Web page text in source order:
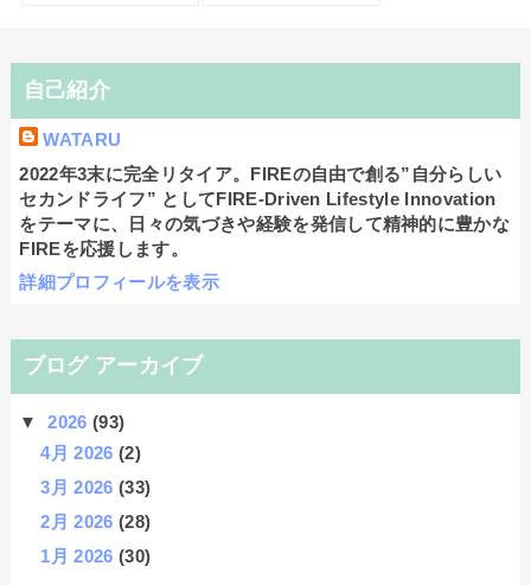
自己紹介
WATARU
2022年3末に完全リタイア。FIREの自由で創る”自分らしい
セカンドライフ” としてFIRE-Driven Lifestyle Innovation
をテーマに、日々の気づきや経験を発信して精神的に豊かな
FIREを応援します。
詳細プロフィールを表示
ブログ アーカイブ
▼2026(93)
4月 2026(2)
3月 2026(33)
2月 2026(28)
1月 2026(30)